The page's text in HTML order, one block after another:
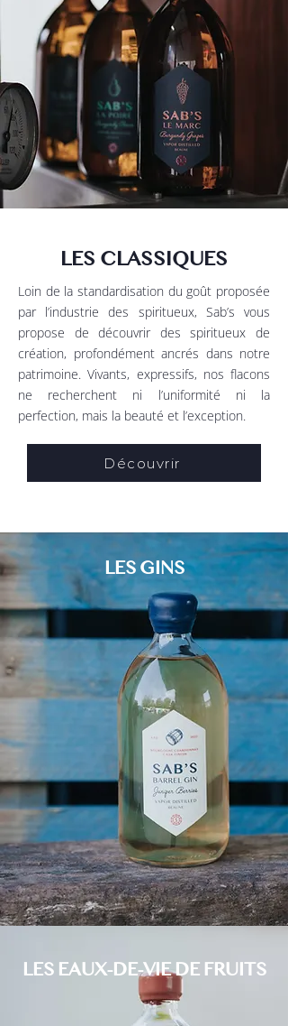
LES CLASSIQUES
Loin de la standardisation du goût proposée
par l’industrie des spiritueux, Sab’s vous
propose de découvrir des spiritueux de
création, profondément ancrés dans notre
patrimoine. Vivants, expressifs, nos flacons
ne recherchent ni l’uniformité ni la
perfection, mais la beauté et l’exception.
Découvrir
LES GINS
LES EAUX-DE-VIE DE FRUITS